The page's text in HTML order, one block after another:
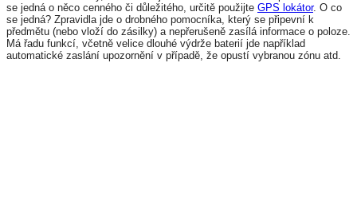
se jedná o něco cenného či důležitého, určitě použijte GPS lokátor. O co
se jedná? Zpravidla jde o drobného pomocníka, který se připevní k
předmětu (nebo vloží do zásilky) a nepřerušeně zasílá informace o poloze.
Má řadu funkcí, včetně velice dlouhé výdrže baterií jde například
automatické zaslání upozornění v případě, že opustí vybranou zónu atd.